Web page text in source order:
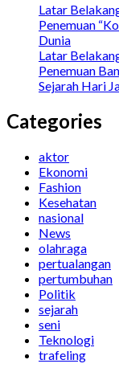
Latar
Penemuan
Dunia
Latar
Penemuan
Sejarah Hari
Categories
aktor
Ekonomi
Fashion
Kesehatan
nasional
News
olahraga
pertualangan
pertumbuhan
Politik
sejarah
seni
Teknologi
trafeling